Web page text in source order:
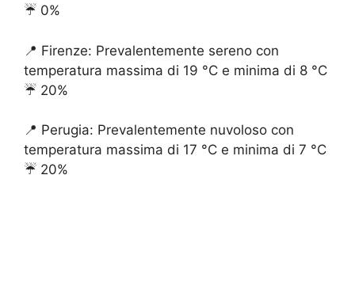
☔️ 0%
📍 Firenze: Prevalentemente sereno con
temperatura massima di 19 °C e minima di 8 °C
☔️ 20%
📍 Perugia: Prevalentemente nuvoloso con
temperatura massima di 17 °C e minima di 7 °C
☔️ 20%